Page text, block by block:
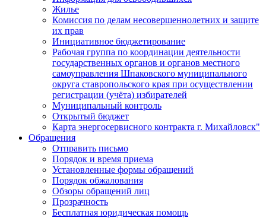
Жилье
Комиссия по делам несовершеннолетних и защите
их прав
Инициативное бюджетирование
Рабочая группа по координации деятельности
государственных органов и органов местного
самоуправления Шпаковского муниципального
округа ставропольского края при осуществлении
регистрации (учёта) избирателей
Муниципальный контроль
Открытый бюджет
Карта энергосервисного контракта г. Михайловск"
Обращения
Отправить письмо
Порядок и время приема
Установленные формы обращений
Порядок обжалования
Обзоры обращений лиц
Прозрачность
Бесплатная юридическая помощь